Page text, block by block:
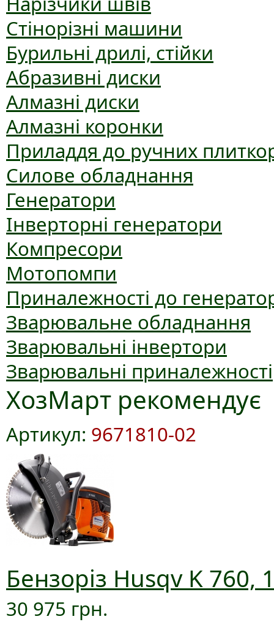
Стінорізні машини
Бурильні дрилі, стійки
Абразивні диски
Алмазні диски
Алмазні коронки
Приладдя до ручних
Силове обладнання
Генератори
Інверторні генератори
Компресори
Мотопомпи
Приналежності до
Зварювальне обладнання
Зварювальні інвертори
Зварювальні приналежності
ХозМарт рекомендує
Артикул: 9671810-02
Бензоріз Husqv K 760,
30 975 грн.